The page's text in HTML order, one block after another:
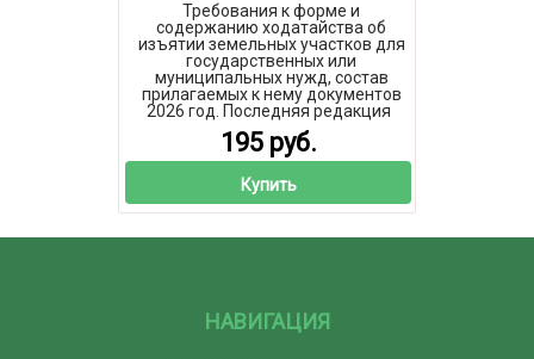
Требования к форме и
содержанию ходатайства об
изъятии земельных участков для
государственных или
муниципальных нужд, состав
прилагаемых к нему документов
2026 год. Последняя редакция
195 руб.
Купить
НАВИГАЦИЯ